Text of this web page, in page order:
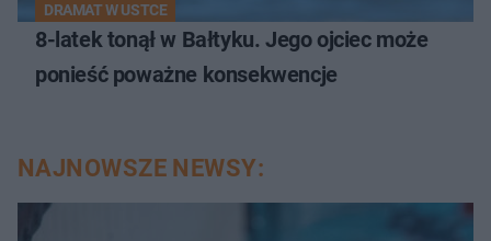
DRAMAT W USTCE
8-latek tonął w Bałtyku. Jego ojciec może
ponieść poważne konsekwencje
NAJNOWSZE NEWSY: